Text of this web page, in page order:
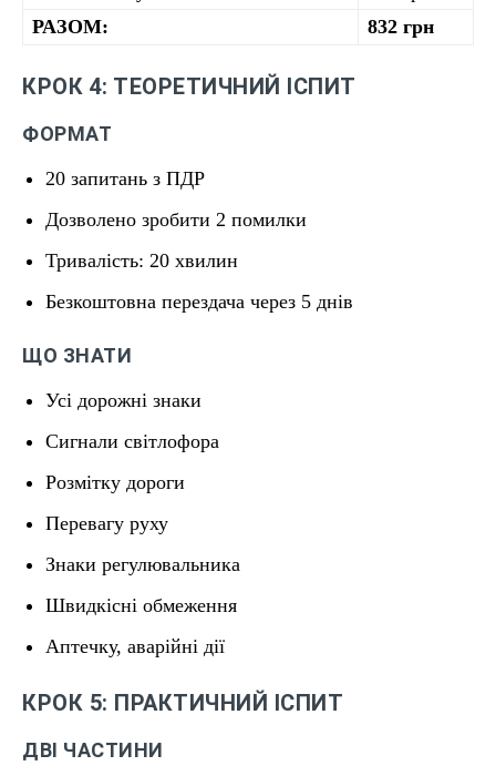
РАЗОМ:
832 грн
КРОК 4: ТЕОРЕТИЧНИЙ ІСПИТ
ФОРМАТ
20 запитань з ПДР
Дозволено зробити 2 помилки
Тривалість: 20 хвилин
Безкоштовна перездача через 5 днів
ЩО ЗНАТИ
Усі дорожні знаки
Сигнали світлофора
Розмітку дороги
Перевагу руху
Знаки регулювальника
Швидкісні обмеження
Аптечку, аварійні дії
КРОК 5: ПРАКТИЧНИЙ ІСПИТ
ДВІ ЧАСТИНИ